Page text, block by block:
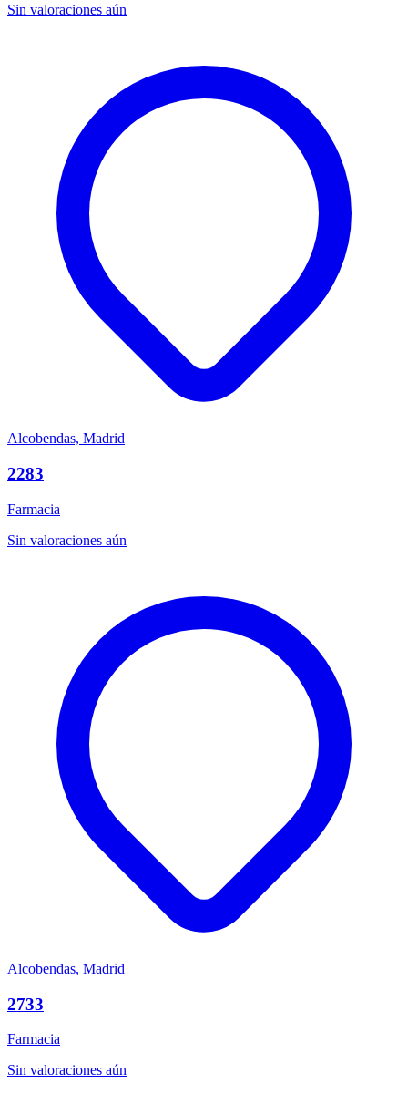
Sin valoraciones aún
Alcobendas, Madrid
2283
Farmacia
Sin valoraciones aún
Alcobendas, Madrid
2733
Farmacia
Sin valoraciones aún